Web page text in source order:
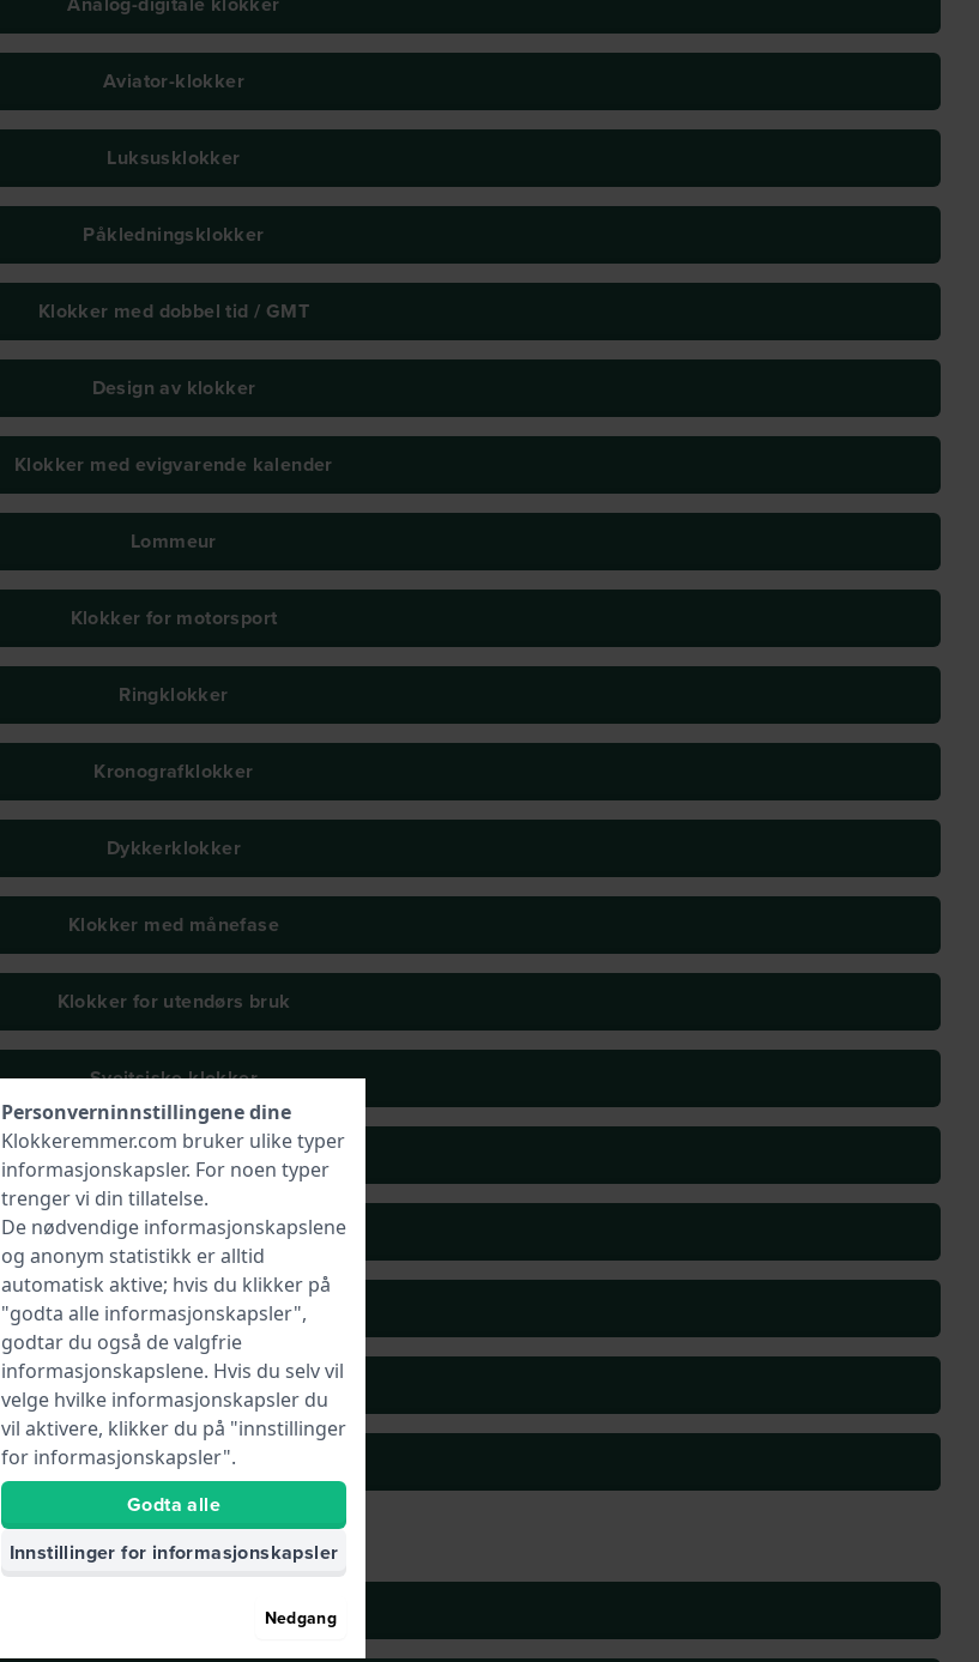
Aviator-klokker
Luksusklokker
Påkledningsklokker
Klokker med dobbel tid / GMT
Design av klokker
Klokker med evigvarende kalender
Lommeur
Klokker for motorsport
Ringklokker
Kronografklokker
Dykkerklokker
Klokker med månefase
Klokker for utendørs bruk
Sveitsiske klokker
Skjelettklokker
Sportsklokker
Field klokker
Retroklokker
Overdimensjonerte klokker
Personverninnstillingene dine
Klokkeremmer.com bruker ulike typer
informasjonskapsler. For noen typer
trenger vi din tillatelse.
De nødvendige informasjonskapslene
og anonym statistikk er alltid
automatisk aktive; hvis du klikker på
"godta alle informasjonskapsler",
godtar du også de valgfrie
informasjonskapslene. Hvis du selv vil
velge hvilke informasjonskapsler du
vil aktivere, klikker du på "innstillinger
for informasjonskapsler".
Godta alle
Innstillinger for informasjonskapsler
Nedgang